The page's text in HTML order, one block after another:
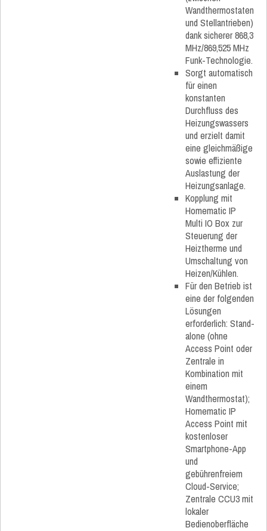
Wandthermostaten
und Stellantrieben)
dank sicherer 868,3
MHz/869,525 MHz
Funk-Technologie.
Sorgt automatisch
für einen
konstanten
Durchfluss des
Heizungswassers
und erzielt damit
eine gleichmäßige
sowie effiziente
Auslastung der
Heizungsanlage.
Kopplung mit
Homematic IP
Multi IO Box zur
Steuerung der
Heiztherme und
Umschaltung von
Heizen/Kühlen.
Für den Betrieb ist
eine der folgenden
Lösungen
erforderlich: Stand-
alone (ohne
Access Point oder
Zentrale in
Kombination mit
einem
Wandthermostat);
Homematic IP
Access Point mit
kostenloser
Smartphone-App
und
gebührenfreiem
Cloud-Service;
Zentrale CCU3 mit
lokaler
Bedienoberfläche